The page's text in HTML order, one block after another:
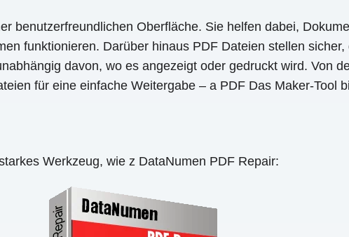
benutzerfreundlichen Oberfläche. Sie helfen dabei,
funktionieren. Darüber hinaus PDF Dateien stellen
davon, wo es angezeigt oder gedruckt wird. Von
für eine einfache Weitergabe – a PDF Das Maker-Tool
Werkzeug, wie z DataNumen PDF Repair: